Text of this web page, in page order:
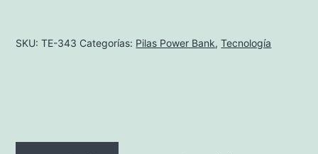
SKU:TE-343 Categorías: Pilas Power Bank,Tecnología